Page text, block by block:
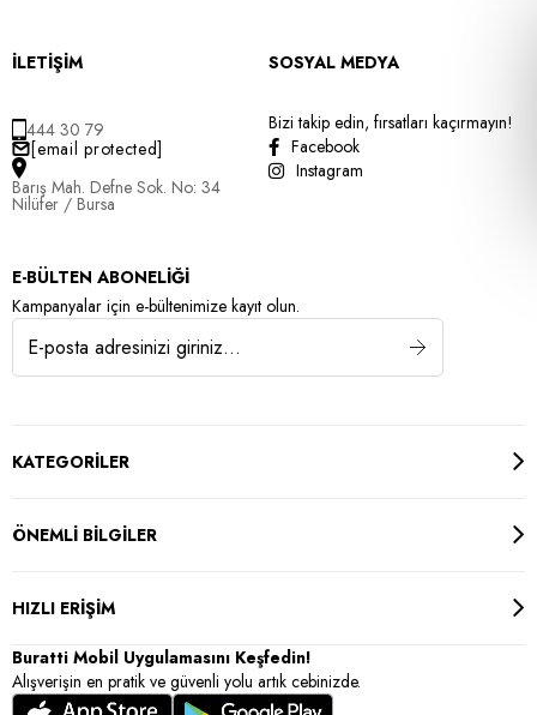
İLETİŞİM
444 30 79
[email protected]
Barış Mah. Defne Sok. No: 34
Nilüfer / Bursa
SOSYAL MEDYA
Bizi takip edin, fırsatları kaçırmayın!
Facebook
Instagram
E-BÜLTEN ABONELİĞİ
Kampanyalar için e-bültenimize kayıt olun.
KATEGORİLER
ÖNEMLİ BİLGİLER
HIZLI ERİŞİM
Buratti Mobil Uygulamasını Keşfedin!
Alışverişin en pratik ve güvenli yolu artık cebinizde.